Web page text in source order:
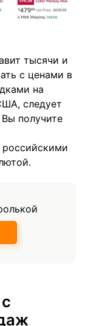
тысячи и
с ценами в
на
следует
Вы получите
российскими